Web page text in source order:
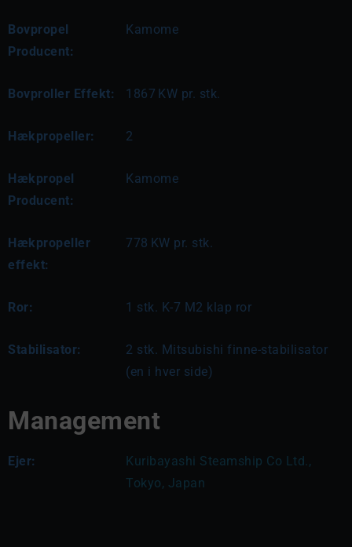
Bovpropel
Producent:
Kamome
Bovproller Effekt: 1867 KW pr. stk.
Hækpropeller: 2
Hækpropel
Producent:
Kamome
Hækpropeller
effekt:
778 KW pr. stk.
Ror: 1 stk. K-7 M2 klap ror
Stabilisator:
2 stk. Mitsubishi finne-stabilisator
(en i hver side)
Management
Ejer:
Kuribayashi Steamship Co Ltd.,
Tokyo, Japan